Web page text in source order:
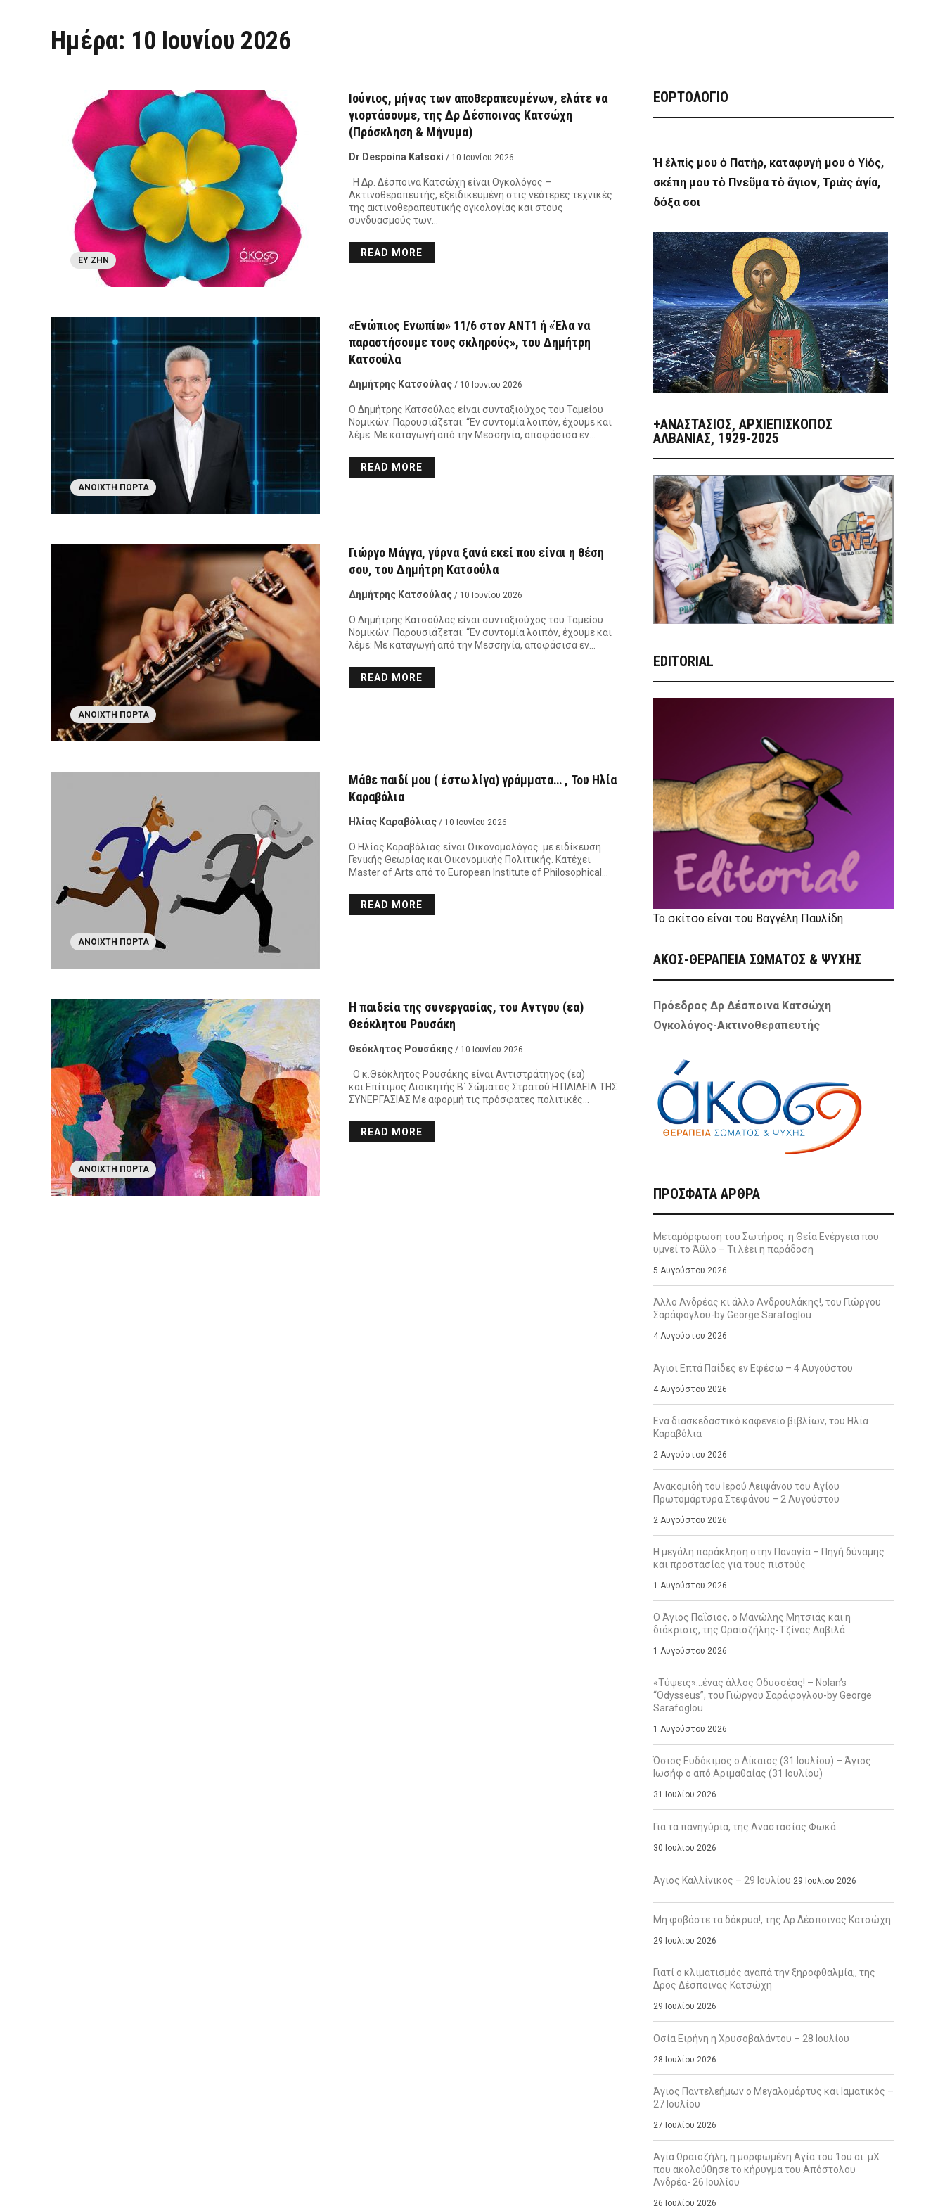
Ημέρα: 10 Ιουνίου 2026
ΕΥ ΖΗΝ
Ιούνιος, μήνας των αποθεραπευμένων, ελάτε να
γιορτάσουμε, της Δρ Δέσποινας Κατσώχη
(Πρόσκληση & Μήνυμα)
Dr Despoina Katsoxi / 10 Ιουνίου 2026
Η Δρ. Δέσποινα Κατσώχη είναι Ογκολόγος –
Ακτινοθεραπευτής, εξειδικευμένη στις νεότερες τεχνικές
της ακτινοθεραπευτικής ογκολογίας και στους
συνδυασμούς των…
READ MORE
ΑΝΟΙΧΤΉ ΠΌΡΤΑ
«Ενώπιος Ενωπίω» 11/6 στον ΑΝΤ1 ή «Έλα να
παραστήσουμε τους σκληρούς», του Δημήτρη
Κατσούλα
Δημήτρης Κατσούλας / 10 Ιουνίου 2026
Ο Δημήτρης Κατσούλας είναι συνταξιούχος του Ταμείου
Νομικών. Παρουσιάζεται: “Εν συντομία λοιπόν, έχουμε και
λέμε: Με καταγωγή από την Μεσσηνία, αποφάσισα εν…
READ MORE
ΑΝΟΙΧΤΉ ΠΌΡΤΑ
Γιώργο Μάγγα, γύρνα ξανά εκεί που είναι η θέση
σου, του Δημήτρη Κατσούλα
Δημήτρης Κατσούλας / 10 Ιουνίου 2026
Ο Δημήτρης Κατσούλας είναι συνταξιούχος του Ταμείου
Νομικών. Παρουσιάζεται: “Εν συντομία λοιπόν, έχουμε και
λέμε: Με καταγωγή από την Μεσσηνία, αποφάσισα εν…
READ MORE
ΑΝΟΙΧΤΉ ΠΌΡΤΑ
Μάθε παιδί μου ( έστω λίγα) γράμματα… , Του Ηλία
Καραβόλια
Ηλίας Καραβόλιας / 10 Ιουνίου 2026
Ο Ηλίας Καραβόλιας είναι Οικονομολόγος με ειδίκευση
Γενικής Θεωρίας και Οικονομικής Πολιτικής. Κατέχει
Master of Arts από το European Institute of Philosophical…
READ MORE
ΑΝΟΙΧΤΉ ΠΌΡΤΑ
Η παιδεία της συνεργασίας, του Αντγου (εα)
Θεόκλητου Ρουσάκη
Θεόκλητος Ρουσάκης / 10 Ιουνίου 2026
Ο κ.Θεόκλητος Ρουσάκης είναι Αντιστράτηγος (εα)
και Επίτιμος Διοικητής Β΄ Σώματος Στρατού Η ΠΑΙΔΕΙΑ ΤΗΣ
ΣΥΝΕΡΓΑΣΙΑΣ Με αφορμή τις πρόσφατες πολιτικές…
READ MORE
ΕΟΡΤΟΛΟΓΙΟ
Ἡ ἐλπίς μου ὁ Πατήρ, καταφυγή μου ὁ Υἱός,
σκέπη μου τὸ Πνεῦμα τὸ ἅγιον, Τριὰς ἁγία,
δόξα σοι
+ΑΝΑΣΤΆΣΙΟΣ, ΑΡΧΙΕΠΊΣΚΟΠΟΣ
ΑΛΒΑΝΊΑΣ, 1929-2025
EDITORIAL
Το σκίτσο είναι του Βαγγέλη Παυλίδη
ΑΚΟΣ-ΘΕΡΑΠΕΙΑ ΣΩΜΑΤΟΣ & ΨΥΧΗΣ
Πρόεδρος Δρ Δέσποινα Κατσώχη
Ογκολόγος-Ακτινοθεραπευτής
ΠΡΌΣΦΑΤΑ ΆΡΘΡΑ
Μεταμόρφωση του Σωτήρος: η Θεία Ενέργεια που
υμνεί το Άϋλο – Τι λέει η παράδοση
5 Αυγούστου 2026
Άλλο Ανδρέας κι άλλο Ανδρουλάκης!, του Γιώργου
Σαράφογλου-by George Sarafoglou
4 Αυγούστου 2026
Άγιοι Επτά Παίδες εν Εφέσω – 4 Αυγούστου
4 Αυγούστου 2026
Ενα διασκεδαστικό καφενείο βιβλίων, του Ηλία
Καραβόλια
2 Αυγούστου 2026
Ανακομιδή του Ιερού Λειψάνου του Αγίου
Πρωτομάρτυρα Στεφάνου – 2 Αυγούστου
2 Αυγούστου 2026
Η μεγάλη παράκληση στην Παναγία – Πηγή δύναμης
και προστασίας για τους πιστούς
1 Αυγούστου 2026
Ο Άγιος Παΐσιος, ο Μανώλης Μητσιάς και η
διάκρισις, της Ωραιοζήλης-Τζίνας Δαβιλά
1 Αυγούστου 2026
«Τύψεις»…ένας άλλος Οδυσσέας! – Nolan’s
“Odysseus”, του Γιώργου Σαράφογλου-by George
Sarafoglou
1 Αυγούστου 2026
Όσιος Ευδόκιμος ο Δίκαιος (31 Ιουλίου) – Άγιος
Ιωσήφ ο από Αριμαθαίας (31 Ιουλίου)
31 Ιουλίου 2026
Για τα πανηγύρια, της Αναστασίας Φωκά
30 Ιουλίου 2026
Άγιος Καλλίνικος – 29 Ιουλίου 29 Ιουλίου 2026
Μη φοβάστε τα δάκρυα!, της Δρ Δέσποινας Κατσώχη
29 Ιουλίου 2026
Γιατί ο κλιματισμός αγαπά την ξηροφθαλμία;, της
Δρος Δέσποινας Κατσώχη
29 Ιουλίου 2026
Οσία Ειρήνη η Χρυσοβαλάντου – 28 Ιουλίου
28 Ιουλίου 2026
Άγιος Παντελεήμων ο Μεγαλομάρτυς και Ιαματικός –
27 Ιουλίου
27 Ιουλίου 2026
Αγία Ωραιοζήλη, η μορφωμένη Αγία του 1ου αι. μΧ
που ακολούθησε το κήρυγμα του Απόστολου
Ανδρέα- 26 Ιουλίου
26 Ιουλίου 2026